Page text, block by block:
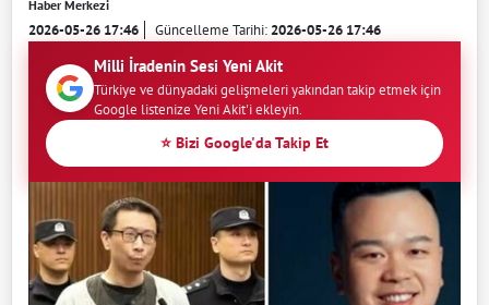
Haber Merkezi
2026-05-26 17:46 Güncelleme Tarihi:2026-05-26 17:46
Milli İradenin Sesi Yeni Akit
Türkiye ve dünyadaki gelişmeleri yakından takip etmek için
Google listenize Yeni Akit'i ekleyin.
⭐ Bizi Google'da Takip Et